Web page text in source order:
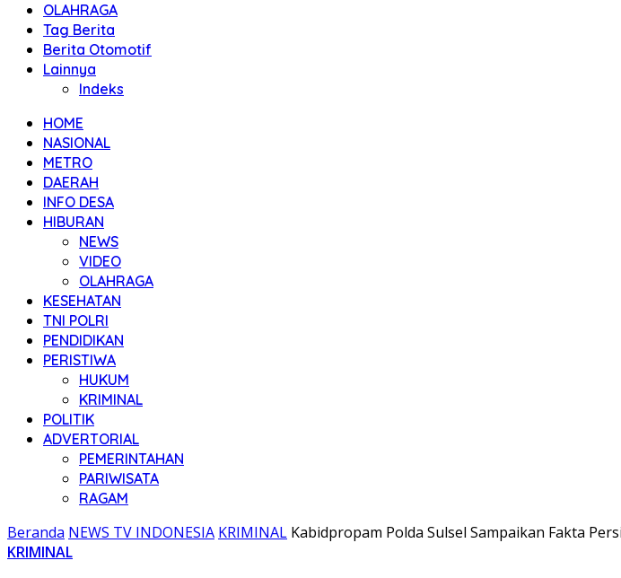
OLAHRAGA
Tag Berita
Berita Otomotif
Lainnya
Indeks
HOME
NASIONAL
METRO
DAERAH
INFO DESA
HIBURAN
NEWS
VIDEO
OLAHRAGA
KESEHATAN
TNI POLRI
PENDIDIKAN
PERISTIWA
HUKUM
KRIMINAL
POLITIK
ADVERTORIAL
PEMERINTAHAN
PARIWISATA
RAGAM
Beranda NEWS TV INDONESIA KRIMINAL Kabidpropam Polda Sulsel Sampaikan Fakta
KRIMINAL